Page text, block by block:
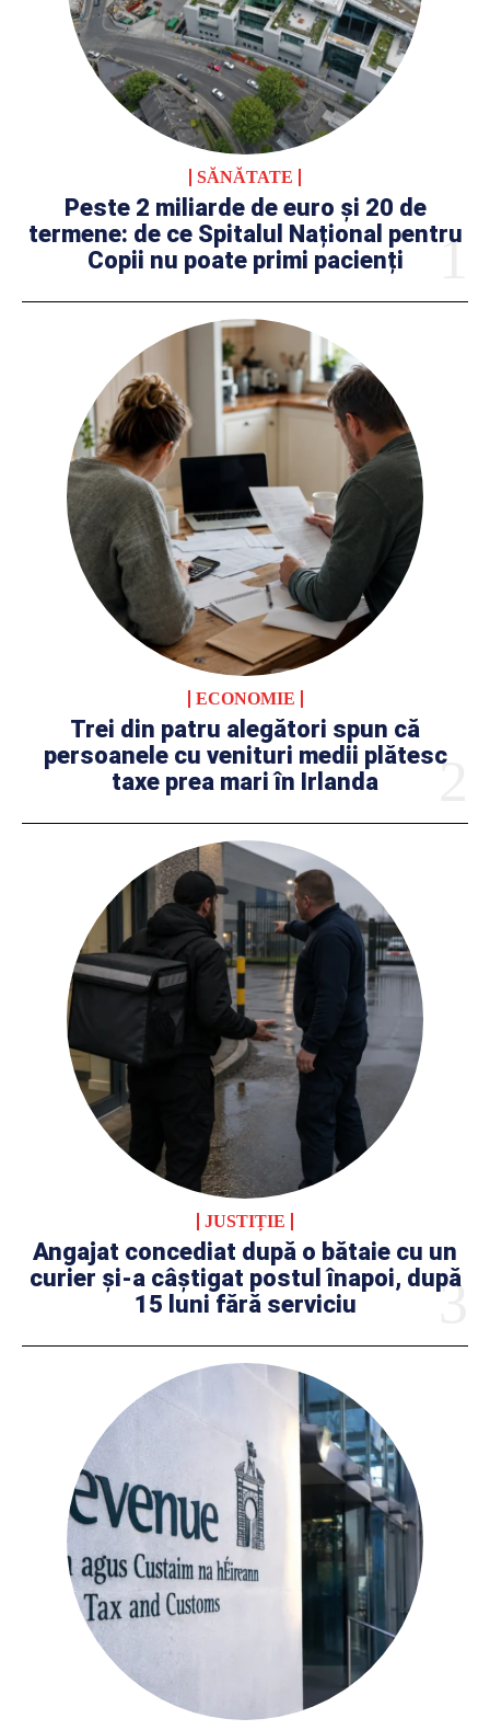
SĂNĂTATE
Peste 2 miliarde de euro și 20 de
termene: de ce Spitalul Național pentru
Copii nu poate primi pacienți
ECONOMIE
Trei din patru alegători spun că
persoanele cu venituri medii plătesc
taxe prea mari în Irlanda
JUSTIȚIE
Angajat concediat după o bătaie cu un
curier și-a câștigat postul înapoi, după
15 luni fără serviciu